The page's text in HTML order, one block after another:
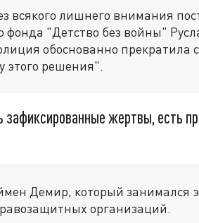
всякого лишнего внимания
фонда "Детство без войны"
обоснованно прекратила
этого решения".
зафиксированные жертвы, есть
Демир, который занимался
организаций.